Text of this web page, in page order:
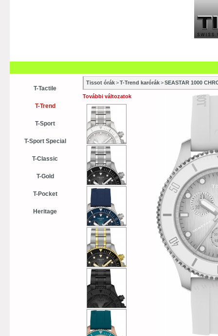
T-Tactile
T-Trend
T-Sport
T-Sport Special
T-Classic
T-Gold
T-Pocket
Heritage
Tissot órák>T-Trend karórák>SEASTAR 1000
További változatok